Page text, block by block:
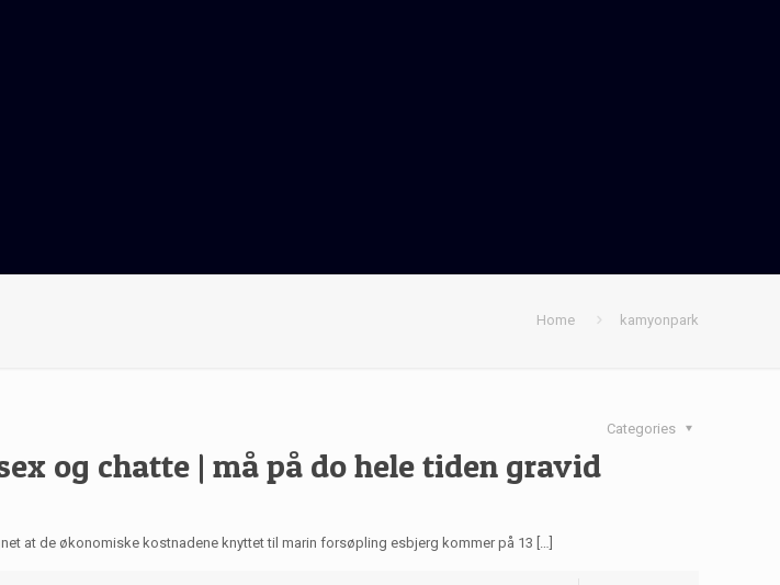
Home kamyonpark
Categories
og chatte | må på do hele tiden gravid
at de økonomiske kostnadene knyttet til marin forsøpling esbjerg kommer på 13 […]